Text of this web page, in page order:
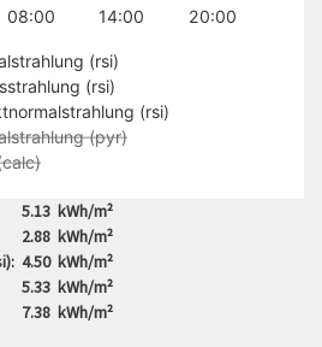
(rsi)
(rsi)
(rsi)
(pyr)
08:00 14:00 20:00
5.13 kWh/m²
2.88 kWh/m²
4.50 kWh/m²
5.33 kWh/m²
7.38 kWh/m²